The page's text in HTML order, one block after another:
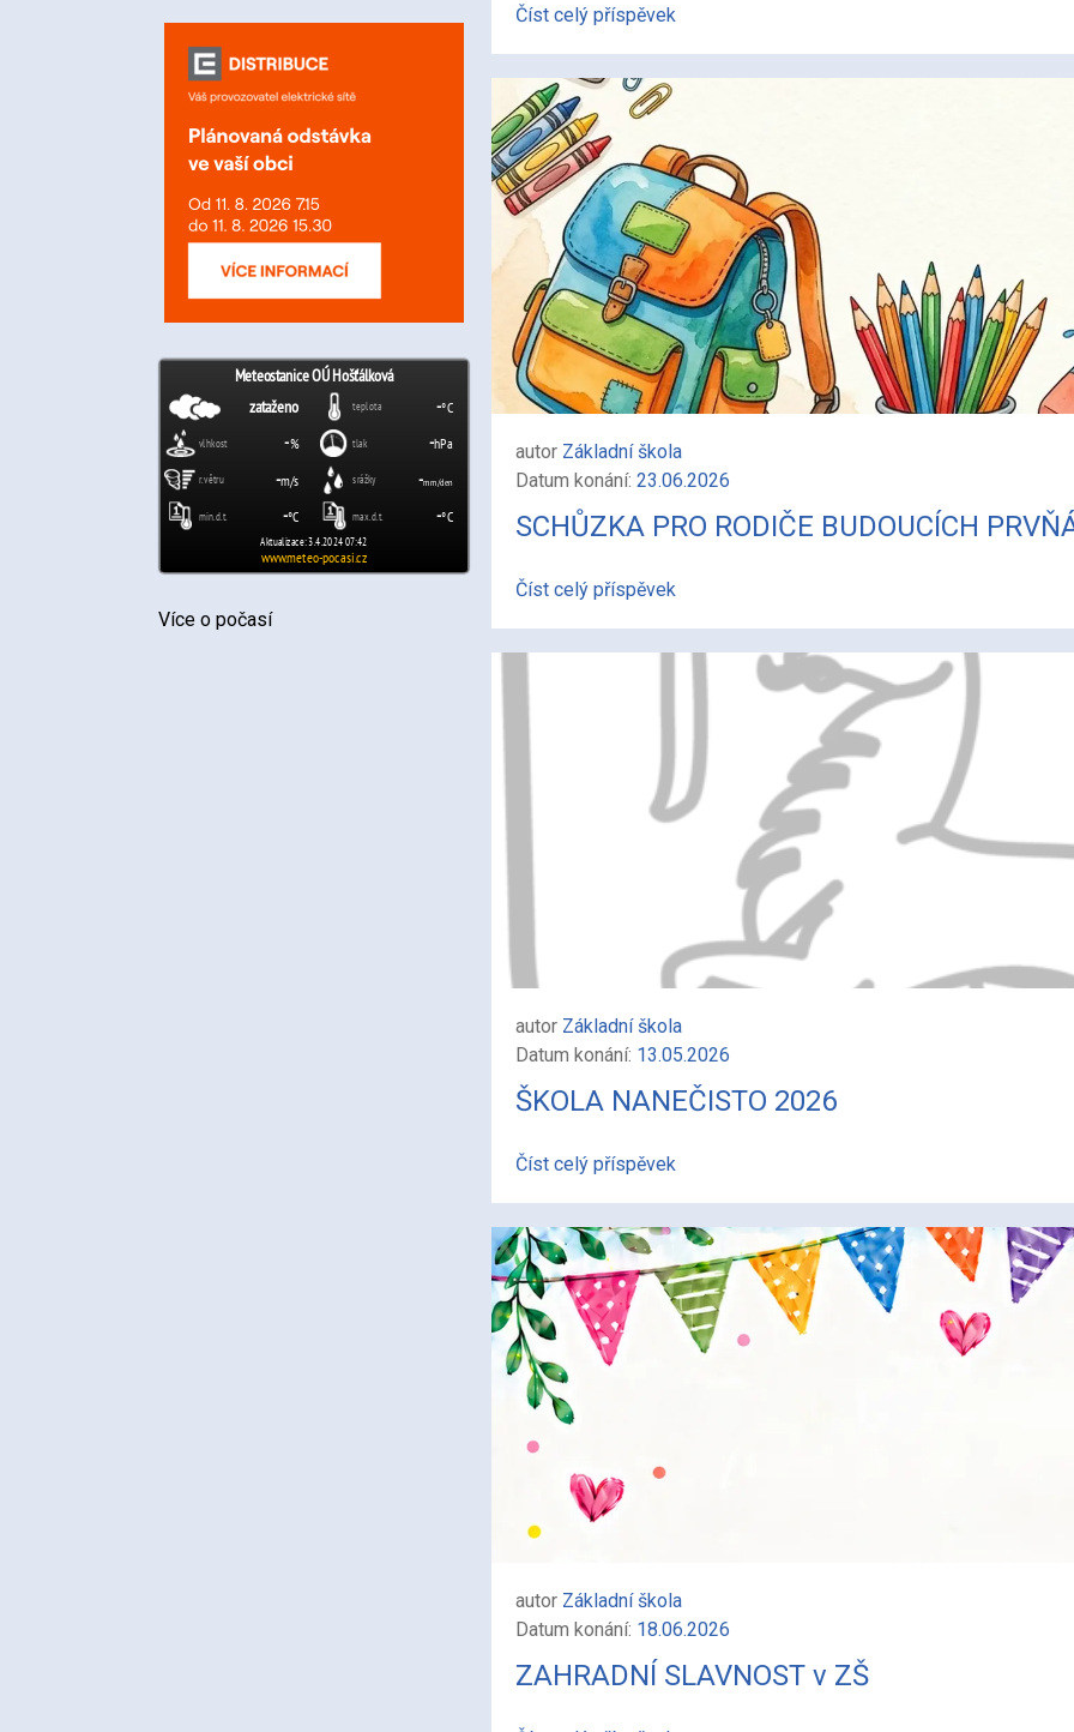
Více o počasí
Číst celý příspěvek
autor Základní škola
Datum konání: 23.06.2026
SCHŮZKA PRO RODIČE BUDOUCÍCH
Číst celý příspěvek
autor Základní škola
Datum konání: 13.05.2026
ŠKOLA NANEČISTO 2026
Číst celý příspěvek
autor Základní škola
Datum konání: 18.06.2026
ZAHRADNÍ SLAVNOST v ZŠ